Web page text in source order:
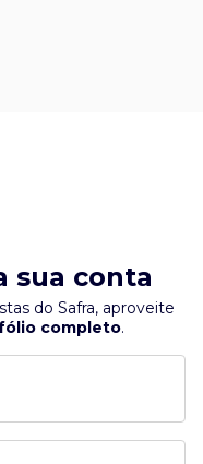
sua conta
do Safra, aproveite
completo.